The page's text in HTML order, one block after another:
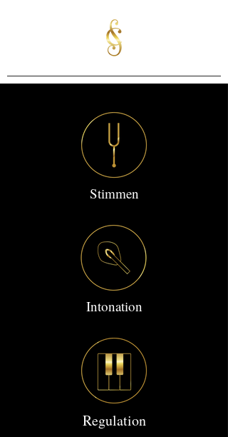
Stimmen
Intonation
Regulation